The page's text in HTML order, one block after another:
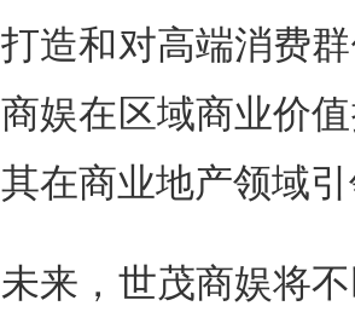
打造和对高端消费
商娱在区域商业价
其在商业地产领域
未来，世茂商娱将